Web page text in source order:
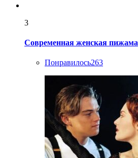
3
Современная женская пижама
Понравилось263